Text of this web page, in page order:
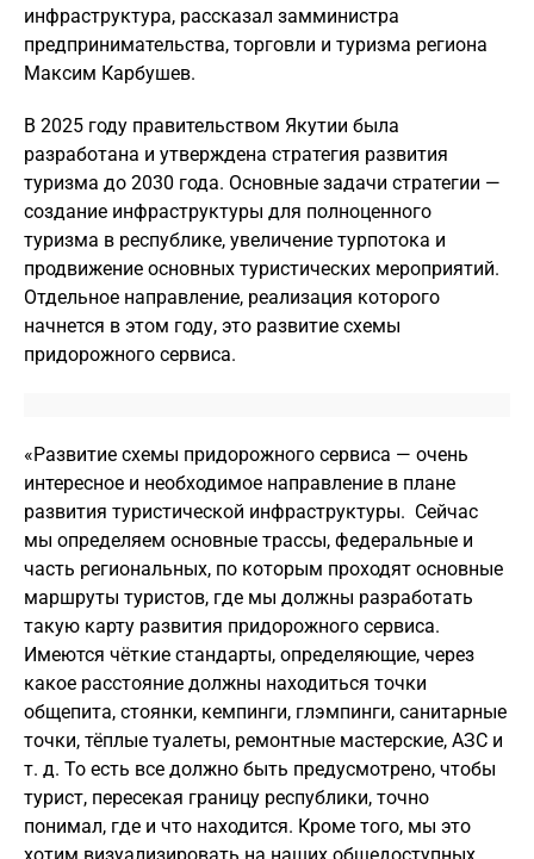
инфраструктура, рассказал замминистра
предпринимательства, торговли и туризма региона
Максим Карбушев.
В 2025 году правительством Якутии была
разработана и утверждена стратегия развития
туризма до 2030 года. Основные задачи стратегии —
создание инфраструктуры для полноценного
туризма в республике, увеличение турпотока и
продвижение основных туристических мероприятий.
Отдельное направление, реализация которого
начнется в этом году, это развитие схемы
придорожного сервиса.
«Развитие схемы придорожного сервиса — очень
интересное и необходимое направление в плане
развития туристической инфраструктуры. Сейчас
мы определяем основные трассы, федеральные и
часть региональных, по которым проходят основные
маршруты туристов, где мы должны разработать
такую карту развития придорожного сервиса.
Имеются чёткие стандарты, определяющие, через
какое расстояние должны находиться точки
общепита, стоянки, кемпинги, глэмпинги, санитарные
точки, тёплые туалеты, ремонтные мастерские, АЗС и
т. д. То есть все должно быть предусмотрено, чтобы
турист, пересекая границу республики, точно
понимал, где и что находится. Кроме того, мы это